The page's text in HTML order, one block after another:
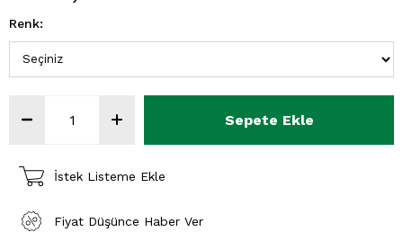
Renk:
İstek Listeme Ekle
Fiyat Düşünce Haber Ver